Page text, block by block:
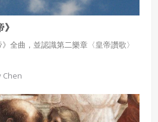
全曲，並認識第二樂章〈皇帝讚歌〉
Chen